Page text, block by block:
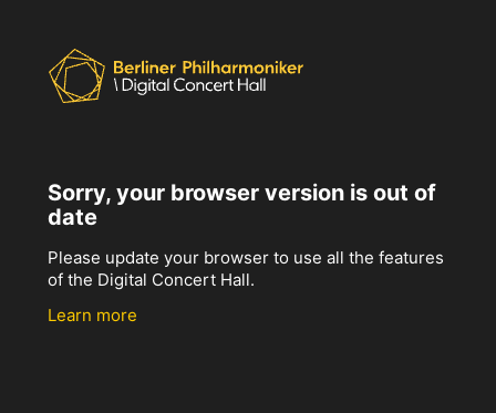
Sorry, your browser version is out of
date
Please update your browser to use all the features
of the Digital Concert Hall.
Learn more